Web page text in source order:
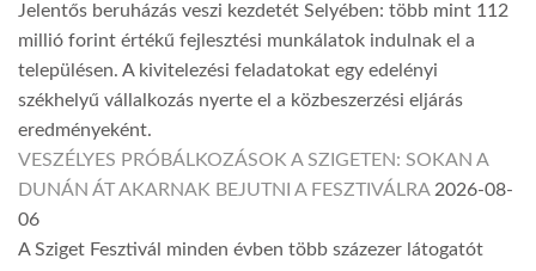
Jelentős beruházás veszi kezdetét Selyében: több mint 112
millió forint értékű fejlesztési munkálatok indulnak el a
településen. A kivitelezési feladatokat egy edelényi
székhelyű vállalkozás nyerte el a közbeszerzési eljárás
eredményeként.
VESZÉLYES PRÓBÁLKOZÁSOK A SZIGETEN: SOKAN A
DUNÁN ÁT AKARNAK BEJUTNI A FESZTIVÁLRA 2026-08-
06
A Sziget Fesztivál minden évben több százezer látogatót